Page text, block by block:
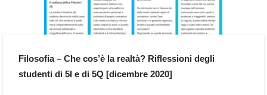
Filosofia – Che cos’è la realtà? Riflessioni degli
studenti di 5I e di 5Q [dicembre 2020]